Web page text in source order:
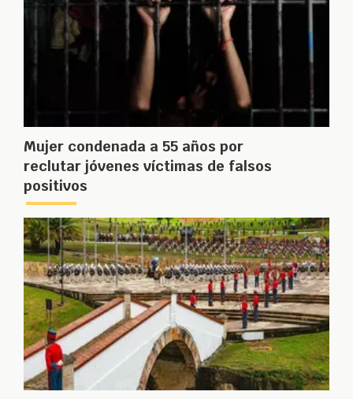
Mujer condenada a 55 años por
reclutar jóvenes víctimas de falsos
positivos